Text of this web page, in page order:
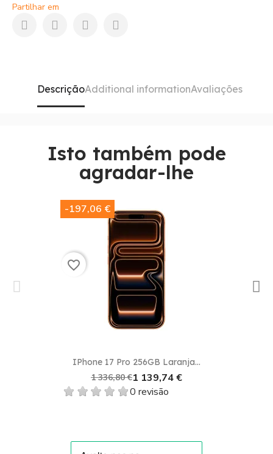
Partilhar em
DescriçãoAdditional informationAvaliações
Isto também pode
agradar-lhe​
IPhone 17 Pro 256GB Laranja...
1 336,80 €1 139,74 €
0 revisão
-197,06 €
favorite_border